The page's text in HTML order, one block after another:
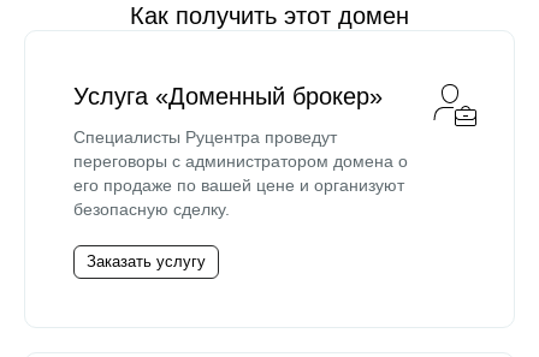
Как получить этот домен
Услуга «Доменный брокер»
Специалисты Руцентра проведут
переговоры с администратором домена о
его продаже по вашей цене и организуют
безопасную сделку.
Заказать услугу